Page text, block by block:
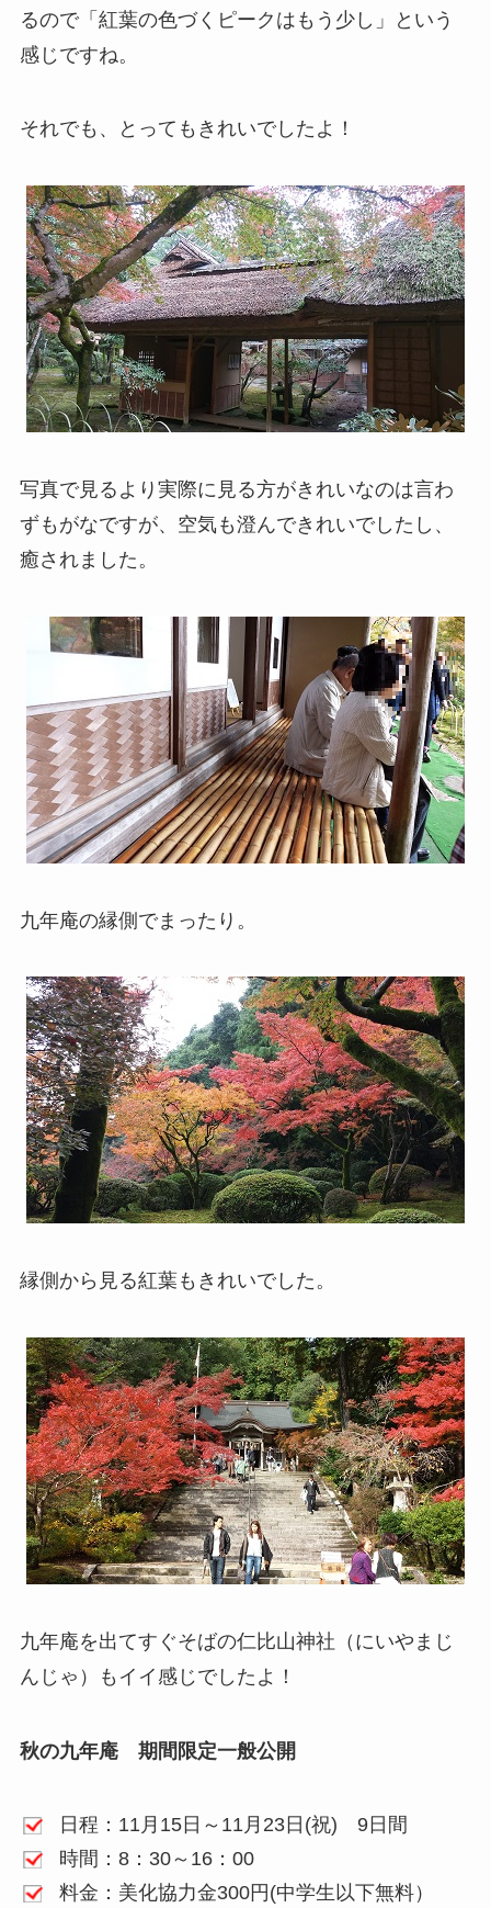
るので「紅葉の色づくピークはもう少し」という
感じですね。
それでも、とってもきれいでしたよ！
写真で見るより実際に見る方がきれいなのは言わ
ずもがなですが、空気も澄んできれいでしたし、
癒されました。
九年庵の縁側でまったり。
縁側から見る紅葉もきれいでした。
九年庵を出てすぐそばの仁比山神社（にいやまじ
んじゃ）もイイ感じでしたよ！
秋の九年庵 期間限定一般公開
日程：11月15日～11月23日(祝) 9日間
時間：8：30～16：00
料金：美化協力金300円(中学生以下無料）